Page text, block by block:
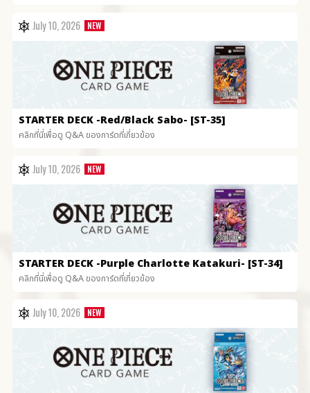
July 10, 2026
STARTER DECK -Red/Black Sabo- [ST-35]
คลิกที่นี่เพื่อดู Q&A ของการ์ดที่เกี่ยวข้อง
July 10, 2026
STARTER DECK -Purple Charlotte Katakuri- [ST-34]
คลิกที่นี่เพื่อดู Q&A ของการ์ดที่เกี่ยวข้อง
July 10, 2026